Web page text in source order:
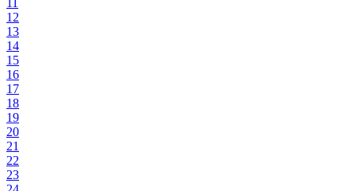
11
12
13
14
15
16
17
18
19
20
21
22
23